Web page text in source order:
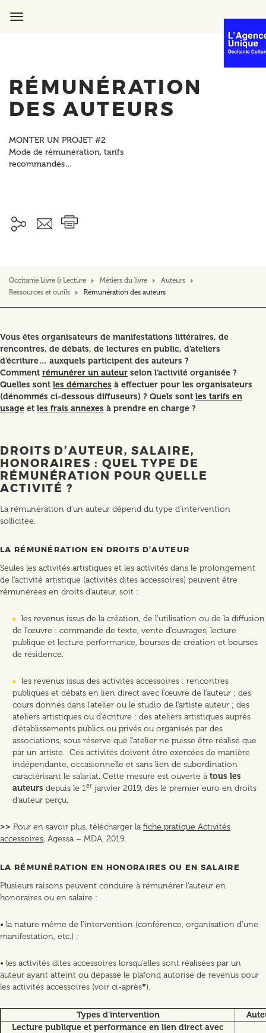
RÉMUNÉRATION
DES AUTEURS
MONTER UN PROJET #2
Mode de rémunération, tarifs
recommandés…
Occitanie Livre & Lecture Métiers du livre
Auteurs
Ressources et outils
Rémunération des auteurs
Vous êtes organisateurs de manifestations littéraires, de
rencontres, de débats, de lectures en public, d’ateliers
d’écriture… auxquels participent des auteurs ?
Comment rémunérer un auteur selon l’activité organisée ?
Quelles sont les démarches à effectuer pour les organisateurs
(dénommés ci-dessous diffuseurs) ? Quels sont les tarifs en
usage et les frais annexes à prendre en charge ?
DROITS D’AUTEUR, SALAIRE,
HONORAIRES : QUEL TYPE DE
RÉMUNÉRATION POUR QUELLE
ACTIVITÉ ?
La rémunération d’un auteur dépend du type d’intervention
sollicitée.
LA RÉMUNÉRATION EN DROITS D’AUTEUR
Seules les activités artistiques et les activités dans le prolongement
de l’activité artistique (activités dites accessoires) peuvent être
rémunérées en droits d’auteur, soit :
les revenus issus de la création, de l’utilisation ou de la diffusion
de l’œuvre : commande de texte, vente d’ouvrages, lecture
publique et lecture performance, bourses de création et bourses
de résidence.
les revenus issus des activités accessoires : rencontres
publiques et débats en lien direct avec l’œuvre de l’auteur ; des
cours donnés dans l’atelier ou le studio de l’artiste auteur ; des
ateliers artistiques ou d’écriture ; des ateliers artistiques auprès
d’établissements publics ou privés ou organisés par des
associations, sous réserve que l’atelier ne puisse être réalisé que
par un artiste. Ces activités doivent être exercées de manière
indépendante, occasionnelle et sans lien de subordination
caractérisant le salariat. Cette mesure est ouverte à tous les
auteurs depuis le 1er janvier 2019, dès le premier euro en droits
d’auteur perçu.
>> Pour en savoir plus, télécharger la fiche pratique Activités
accessoires, Agessa – MDA, 2019.
LA RÉMUNÉRATION EN HONORAIRES OU EN SALAIRE
Plusieurs raisons peuvent conduire à rémunérer l’auteur en
honoraires ou en salaire :
• la nature même de l’intervention (conférence, organisation d’une
manifestation, etc.) ;
• les activités dites accessoires lorsqu’elles sont réalisées par un
auteur ayant atteint ou dépassé le plafond autorisé de revenus pour
les activités accessoires (voir ci-après*).
Types d’intervention
Lecture publique et performance en lien direct avec